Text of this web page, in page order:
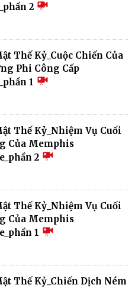
2
Thế Kỷ_Cuộc Chiến Của
Phi Công Cấp
1
Thế Kỷ_Nhiệm Vụ Cuối
Của Memphis
2
Thế Kỷ_Nhiệm Vụ Cuối
Của Memphis
1
Thế Kỷ_Chiến Dịch Ném